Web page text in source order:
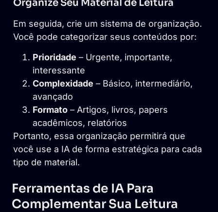
Organize Seu Material de Leitura
Em seguida, crie um sistema de organização.
Você pode categorizar seus conteúdos por:
Prioridade – Urgente, importante,
interessante
Complexidade – Básico, intermediário,
avançado
Formato – Artigos, livros, papers
acadêmicos, relatórios
Portanto, essa organização permitirá que
você use a IA de forma estratégica para cada
tipo de material.
Ferramentas de IA Para
Complementar Sua Leitura